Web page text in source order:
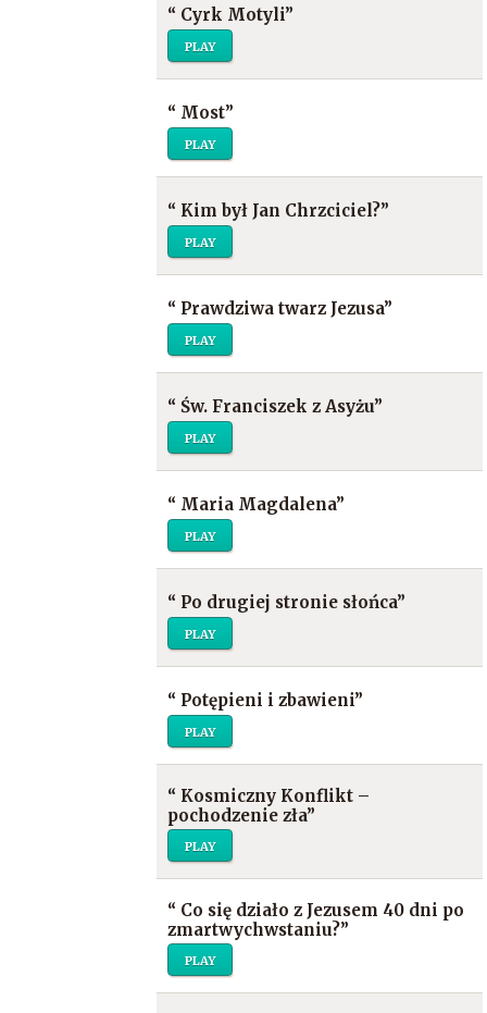
“ Cyrk Motyli”
PLAY
“ Most”
PLAY
“ Kim był Jan Chrzciciel?”
PLAY
“ Prawdziwa twarz Jezusa”
PLAY
“ Św. Franciszek z Asyżu”
PLAY
“ Maria Magdalena”
PLAY
“ Po drugiej stronie słońca”
PLAY
“ Potępieni i zbawieni”
PLAY
“ Kosmiczny Konflikt –
pochodzenie zła”
PLAY
“ Co się działo z Jezusem 40 dni po
zmartwychwstaniu?”
PLAY